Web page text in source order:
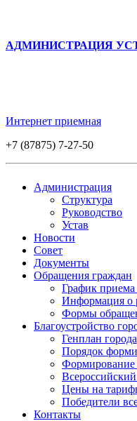
АДМИНИСТРАЦИЯ
Интернет приемная
+7 (87875) 7-27-50
Администрация
Структура
Руководство
Устав
Новости
Совет
Документы
Обращения граждан
График приема
Информация о
Формы
Благоустройство
Генплан города
Порядок
Формирование
Цены на
Победители
Контакты